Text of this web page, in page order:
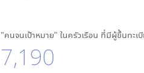
"คนจนเป้าหมาย" ในครัวเรือน ที่มีผู้ขึ้นทะเ
7,190